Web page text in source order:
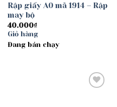
Rập giấy A0 mã 1914 – Rập
may bộ
40.000₫
Giỏ hàng
Đang bán chạy